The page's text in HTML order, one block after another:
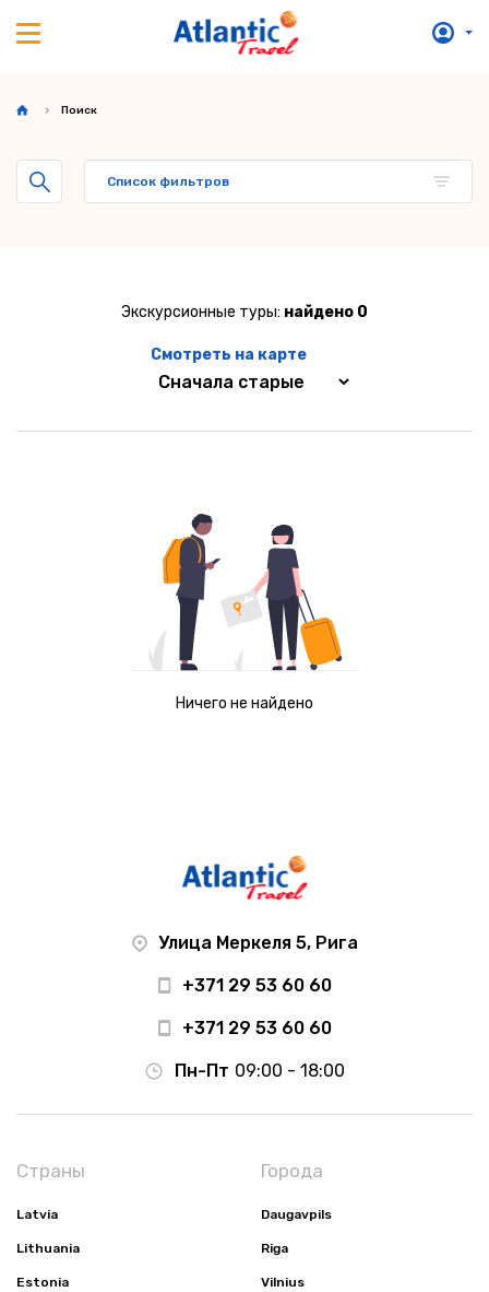
Поиск
Список фильтров
Экскурсионные туры: найдено 0
Смотреть на карте
Ничего не найдено
Улица Меркеля 5, Рига
+371 29 53 60 60
+371 29 53 60 60
Пн-Пт 09:00 - 18:00
Страны
Latvia
Lithuania
Estonia
Города
Daugavpils
Riga
Vilnius